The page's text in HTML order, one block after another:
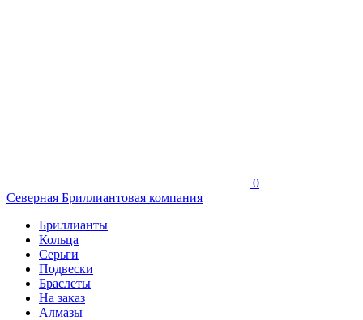
0
Северная Бриллиантовая компания
Бриллианты
Кольца
Серьги
Подвески
Браслеты
На заказ
Алмазы